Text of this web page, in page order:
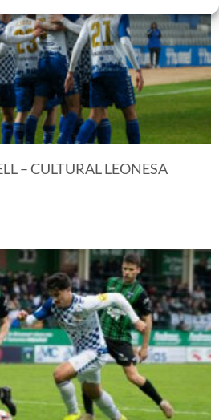
– CULTURAL LEONESA